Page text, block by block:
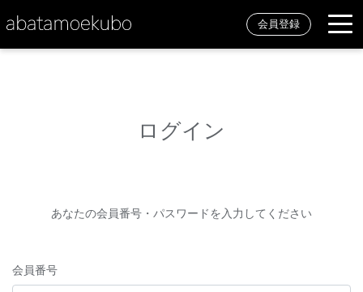
会員登録
ログイン
あなたの会員番号・パスワードを入力してください
会員番号